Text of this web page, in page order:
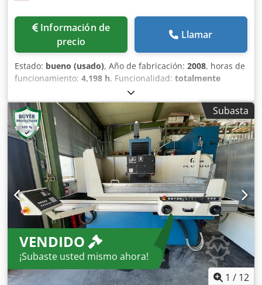
Información de
precio
Llamar
Estado: bueno (usado), Año de fabricación: 2008, horas de
funcionamiento: 4,198 h, Funcionalidad: totalmente
, número de máquina/vehículo:
longitud de rectificado:600 mm, ancho de lijado:300 mm,
diámetro de disco rectificador:300 mm, distancia de la
mesa al centro del husillo:575 mm, ancho de disco
rectificador:50 mm, peso total:3,000 kg, espacio
necesario altura:2,300 mm, espacio necesario longitud:
2,960 mm , espacio necesario anchura: 3,200 mm,
Rectificadora plana de segunda mano Dkodpfxsy Ry Dqs
Aigsr Estado muy cuidado
Subasta
VENDIDO
¡Subaste usted mismo ahora!
1 / 12